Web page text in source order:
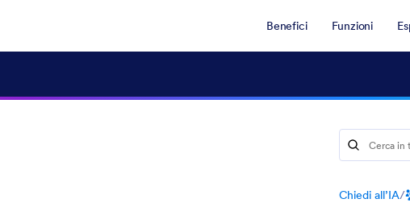
Benefici Funzioni
Chiedi all’IA/